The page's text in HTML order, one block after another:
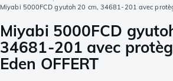
Miyabi 5000FCD gyutoh 20 cm, 34681-201 avec
Miyabi 5000FCD
34681-201 avec
Eden OFFERT